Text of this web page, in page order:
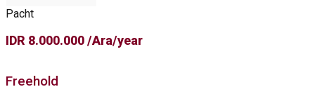
Pacht
IDR 8.000.000 /Ara/year
Freehold